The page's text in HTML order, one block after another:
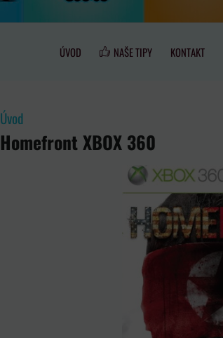
ÚVOD NAŠE TIPY KONTAKT
Úvod
Homefront XBOX 360